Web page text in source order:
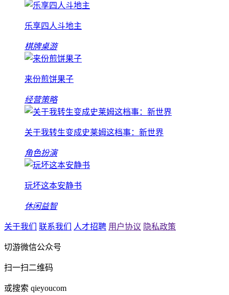
乐享四人斗地主
棋牌桌游
来份煎饼果子
经营策略
关于我转生变成史莱姆这档事：新世界
角色扮演
玩坏这本安静书
休闲益智
关于我们 联系我们 人才招聘 用户协议 隐私政策
切游微信公众号
扫一扫二维码
或搜索 qieyoucom